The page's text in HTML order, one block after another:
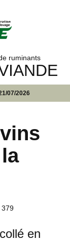
ruminants
07/2026
379
en